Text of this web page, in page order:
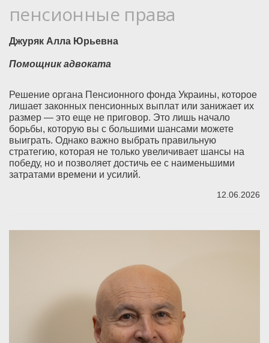
пенсионные права
Джуряк Алла Юрьевна
Помощник адвоката
Решение органа Пенсионного фонда Украины, которое
лишает законных пенсионных выплат или занижает их
размер — это еще не приговор. Это лишь начало
борьбы, которую вы с большими шансами можете
выиграть. Однако важно выбрать правильную
стратегию, которая не только увеличивает шансы на
победу, но и позволяет достичь ее с наименьшими
затратами времени и усилий.
12.06.2026